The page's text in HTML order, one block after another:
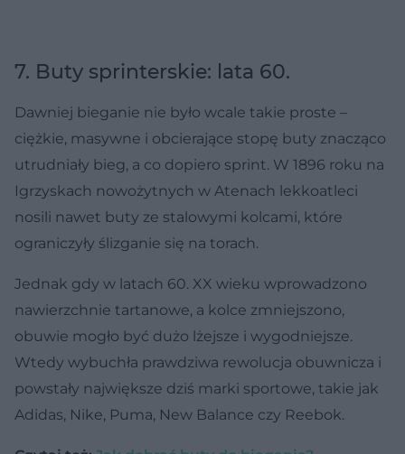
7. Buty sprinterskie: lata 60.
Dawniej bieganie nie było wcale takie proste –
ciężkie, masywne i obcierające stopę buty znacząco
utrudniały bieg, a co dopiero sprint. W 1896 roku na
Igrzyskach nowożytnych w Atenach lekkoatleci
nosili nawet buty ze stalowymi kolcami, które
ograniczyły ślizganie się na torach.
Jednak gdy w latach 60. XX wieku wprowadzono
nawierzchnie tartanowe, a kolce zmniejszono,
obuwie mogło być dużo lżejsze i wygodniejsze.
Wtedy wybuchła prawdziwa rewolucja obuwnicza i
powstały największe dziś marki sportowe, takie jak
Adidas, Nike, Puma, New Balance czy Reebok.